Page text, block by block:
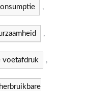
,
,
voetafdruk ,
herbruikbare